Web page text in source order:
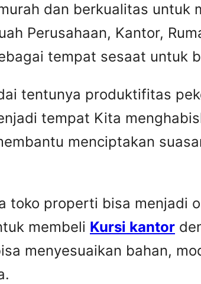
dan berkualitas untuk
Perusahaan, Kantor,
tempat sesaat untuk
tentunya produktifitas
tempat Kita
menciptakan
toko properti bisa menjadi
membeli Kursi kantor
menyesuaikan bahan,